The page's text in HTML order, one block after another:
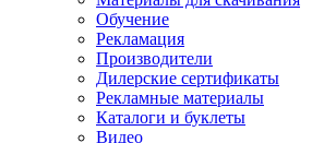
Обучение
Рекламация
Производители
Дилерские сертификаты
Рекламные материалы
Каталоги и буклеты
Видео